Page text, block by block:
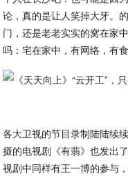
论，真的是让人笑掉大牙。
门，还是老老实实的窝在家
吗：宅在家中，有网络，有食
各大卫视的节目录制陆陆续
摄的电视剧《有翡》也发出
视剧中同样有王一博的参与